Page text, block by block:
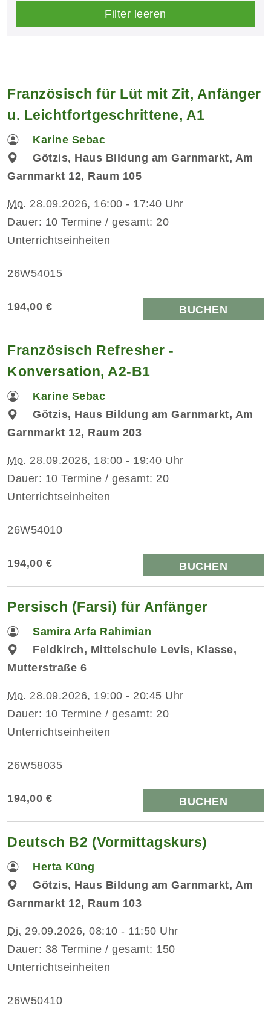
Filter leeren
Französisch für Lüt mit Zit, Anfänger
u. Leichtfortgeschrittene, A1
Karine Sebac
Götzis, Haus Bildung am Garnmarkt, Am
Garnmarkt 12, Raum 105
Mo. 28.09.2026, 16:00 - 17:40 Uhr
Dauer: 10 Termine / gesamt: 20
Unterrichtseinheiten
26W54015
194,00 € BUCHEN
Französisch Refresher -
Konversation, A2-B1
Karine Sebac
Götzis, Haus Bildung am Garnmarkt, Am
Garnmarkt 12, Raum 203
Mo. 28.09.2026, 18:00 - 19:40 Uhr
Dauer: 10 Termine / gesamt: 20
Unterrichtseinheiten
26W54010
194,00 € BUCHEN
Persisch (Farsi) für Anfänger
Samira Arfa Rahimian
Feldkirch, Mittelschule Levis, Klasse,
Mutterstraße 6
Mo. 28.09.2026, 19:00 - 20:45 Uhr
Dauer: 10 Termine / gesamt: 20
Unterrichtseinheiten
26W58035
194,00 € BUCHEN
Deutsch B2 (Vormittagskurs)
Herta Küng
Götzis, Haus Bildung am Garnmarkt, Am
Garnmarkt 12, Raum 103
Di. 29.09.2026, 08:10 - 11:50 Uhr
Dauer: 38 Termine / gesamt: 150
Unterrichtseinheiten
26W50410